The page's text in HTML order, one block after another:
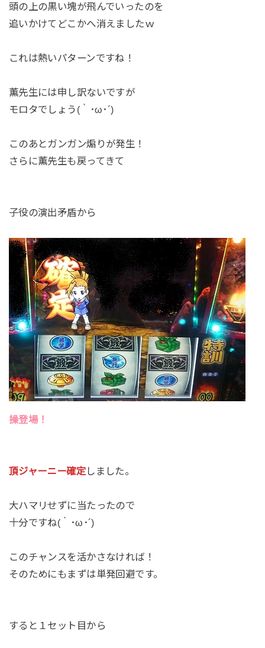
頭の上の黒い塊が飛んでいったのを
追いかけてどこかへ消えましたｗ
これは熱いパターンですね！
薫先生には申し訳ないですが
モロタでしょう(｀･ω･´)
このあとガンガン煽りが発生！
さらに薫先生も戻ってきて
子役の演出矛盾から
操登場！
頂ジャーニー確定 しました。
大ハマリせずに当たったので
十分ですね(｀･ω･´)
このチャンスを活かさなければ！
そのためにもまずは単発回避です。
すると１セット目から